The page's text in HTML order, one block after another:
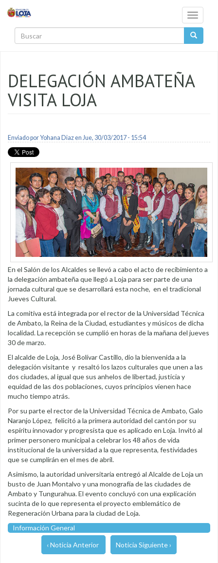
Toggle
DELEGACIÓN AMBATEÑA
VISITA LOJA
Enviado porYohana Diazen Jue, 30/03/2017 - 15:54
En el Salón de los Alcaldes se llevó a cabo el acto de recibimiento a
la delegación ambateña que llegó a Loja para ser parte de una
jornada cultural que se desarrollará esta noche, en el tradicional
Jueves Cultural.
La comitiva está integrada por el rector de la Universidad Técnica
de Ambato, la Reina de la Ciudad, estudiantes y músicos de dicha
localidad. La recepción se cumplió en horas de la mañana del jueves
30 de marzo.
El alcalde de Loja, José Bolívar Castillo, dio la bienvenida a la
delegación visitante y resaltó los lazos culturales que unen a las
dos ciudades, al igual que sus anhelos de libertad, justicia y
equidad de las dos poblaciones, cuyos principios vienen hace
mucho tiempo atrás.
Por su parte el rector de la Universidad Técnica de Ambato, Galo
Naranjo López, felicitó a la primera autoridad del cantón por su
espíritu innovador y progresista que es aplicado en Loja. Invitó al
primer personero municipal a celebrar los 48 años de vida
institucional de la universidad a la que representa, festividades
que se cumplirán en el mes de abril.
Asimismo, la autoridad universitaria entregó al Alcalde de Loja un
busto de Juan Montalvo y una monografía de las ciudades de
Ambato y Tungurahua. El evento concluyó con una explicación
sucinta de lo que representa el proyecto emblemático de
Regeneración Urbana para la ciudad de Loja.
Información General
‹ Noticia Anterior Noticia Siguiente ›